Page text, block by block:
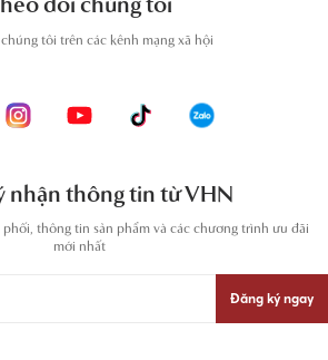
dõi chúng tôi
tôi trên các kênh mạng xã hội
nhận thông tin từ VHN
thông tin sản phẩm và các chương trình ưu đãi
mới nhất
Đăng ký ngay